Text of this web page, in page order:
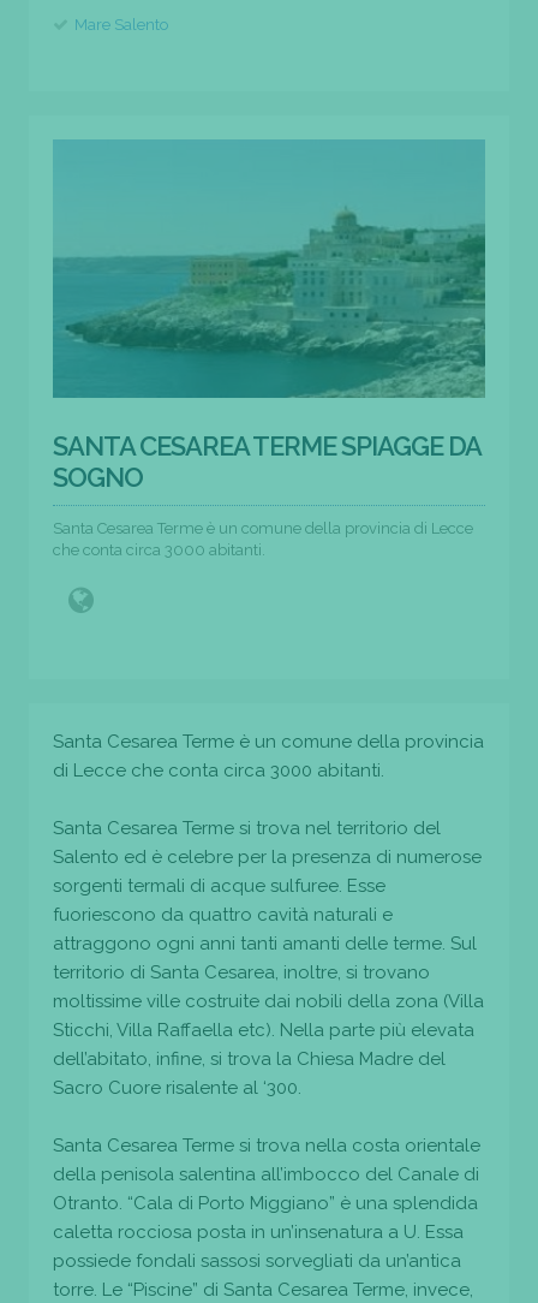
Mare Salento
SANTA CESAREA TERME SPIAGGE DA
SOGNO
Santa Cesarea Terme è un comune della provincia di Lecce
che conta circa 3000 abitanti.
Santa Cesarea Terme è un comune della provincia
di Lecce che conta circa 3000 abitanti.
Santa Cesarea Terme si trova nel territorio del
Salento ed è celebre per la presenza di numerose
sorgenti termali di acque sulfuree. Esse
fuoriescono da quattro cavità naturali e
attraggono ogni anni tanti amanti delle terme. Sul
territorio di Santa Cesarea, inoltre, si trovano
moltissime ville costruite dai nobili della zona (Villa
Sticchi, Villa Raffaella etc). Nella parte più elevata
dell’abitato, infine, si trova la Chiesa Madre del
Sacro Cuore risalente al ‘300.
Santa Cesarea Terme si trova nella costa orientale
della penisola salentina all’imbocco del Canale di
Otranto. “Cala di Porto Miggiano” è una splendida
caletta rocciosa posta in un’insenatura a U. Essa
possiede fondali sassosi sorvegliati da un’antica
torre. Le “Piscine” di Santa Cesarea Terme, invece,